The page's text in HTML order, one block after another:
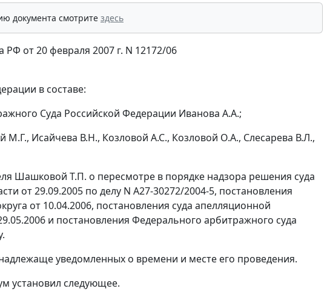
документа смотрите здесь
от 20 февраля 2007 г. N 12172/06
в составе:
Суда Российской Федерации Иванова А.А.;
Исайчева В.Н., Козловой А.С., Козловой О.А., Слесарева В.Л.,
Шашковой Т.П. о пересмотре в порядке надзора решения суда
от 29.09.2005 по делу N А27-30272/2004-5, постановления
от 10.04.2006, постановления суда апелляционной
и постановления Федерального арбитражного суда
уведомленных о времени и месте его проведения.
установил следующее.